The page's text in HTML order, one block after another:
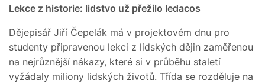
Lekce z historie: lidstvo už přežilo ledacos
Dějepisář Jiří Čepelák má v projektovém dnu pro
studenty připravenou lekci z lidských dějin zaměřenou
na nejrůznější nákazy, které si v průběhu staletí
vyžádaly miliony lidských životů. Třída se rozděluje na